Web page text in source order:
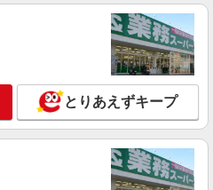
とりあえずキープ